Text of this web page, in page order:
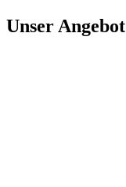
Unser Angebot